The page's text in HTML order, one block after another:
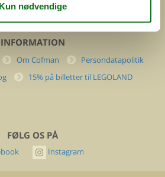
INFORMATION
Om Cofman
Persondatapolitik
15% på billetter til LEGOLAND
FØLG OS PÅ
Instagram